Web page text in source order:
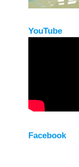
YouTube
Facebook